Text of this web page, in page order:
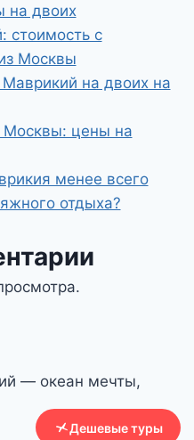
на двоих
стоимость с
Москвы
Маврикий на двоих на
Москвы: цены на
менее всего
отдыха?
— океан мечты,
Дешевые туры